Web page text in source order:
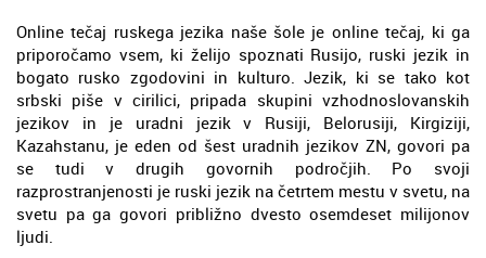
Online tečaj ruskega jezika naše šole je online tečaj, ki ga
priporočamo vsem, ki želijo spoznati Rusijo, ruski jezik in
bogato rusko zgodovini in kulturo. Jezik, ki se tako kot
srbski piše v cirilici, pripada skupini vzhodnoslovanskih
jezikov in je uradni jezik v Rusiji, Belorusiji, Kirgiziji,
Kazahstanu, je eden od šest uradnih jezikov ZN, govori pa
se tudi v drugih govornih področjih. Po svoji
razprostranjenosti je ruski jezik na četrtem mestu v svetu, na
svetu pa ga govori približno dvesto osemdeset milijonov
ljudi.